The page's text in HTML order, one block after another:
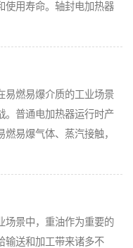
使用寿命。轴封电加热器
易燃易爆介质的工业场景
。普通电加热器运行时产
易爆气体、蒸汽接触，
场景中，重油作为重要的
输送和加工带来诸多不